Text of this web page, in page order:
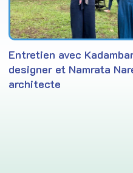
Entretien avec
designer et Namrata
architecte